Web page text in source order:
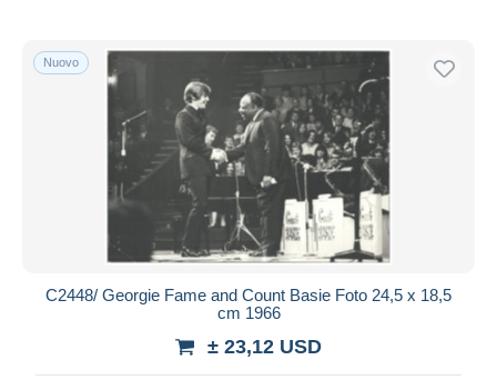
Nuovo
C2448/ Georgie Fame and Count Basie Foto 24,5 x 18,5
cm 1966
± 23,12 USD